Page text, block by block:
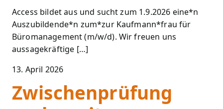
Access bildet aus und sucht zum 1.9.2026 eine*n
Auszubildende*n zum*zur Kaufmann*frau für
Büromanagement (m/w/d). Wir freuen uns
aussagekräftige […]
13. April 2026
Zwischenprüfung